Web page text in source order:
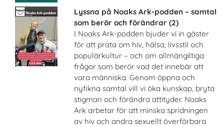
Lyssna på Noaks Ark-podden – samtal
som berör och förändrar (2)
I Noaks Ark-podden bjuder vi in gäster
för att prata om hiv, hälsa, livsstil och
populärkultur – och om allmängiltiga
frågor som berör vad det innebär att
vara människa. Genom öppna och
nyfikna samtal vill vi öka kunskap, bryta
stigman och förändra attityder. Noaks
Ark arbetar för att minska spridningen
av hiv och andra sexuellt överförbara